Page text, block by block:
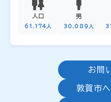
人口
61,174人
男
30,089人
お問
敦賀市